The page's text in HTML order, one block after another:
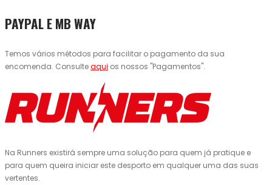
PAYPAL E MB WAY
Temos vários métodos para facilitar o pagamento da sua
encomenda. Consulteaqui os nossos "Pagamentos".
Na Runners existirá sempre uma solução para quem já pratique e
para quem queira iniciar este desporto em qualquer uma das suas
vertentes.